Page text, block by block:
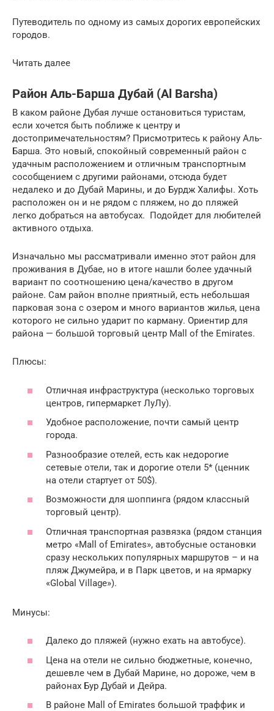
Путеводитель по одному из самых дорогих европейских
городов.
Читать далее
Район Аль-Барша Дубай (Al Barsha)
В каком районе Дубая лучше остановиться туристам,
если хочется быть поближе к центру и
достопримечательностям? Присмотритесь к району Аль-
Барша. Это новый, спокойный современный район с
удачным расположением и отличным транспортным
сособщением с другими районами, отсюда будет
недалеко и до Дубай Марины, и до Бурдж Халифы. Хоть
расположен он и не рядом с пляжем, но до пляжей
легко добраться на автобусах. Подойдет для любителей
активного отдыха.
Изначально мы рассматривали именно этот район для
проживания в Дубае, но в итоге нашли более удачный
вариант по соотношению цена/качество в другом
районе. Сам район вполне приятный, есть небольшая
парковая зона с озером и много вариантов жилья, цена
которого не сильно ударит по карману. Ориентир для
района — большой торговый центр Mall of the Emirates.
Плюсы:
Отличная инфраструктура (несколько торговых
центров, гипермаркет ЛуЛу).
Удобное расположение, почти самый центр
города.
Разнообразие отелей, есть как недорогие
сетевые отели, так и дорогие отели 5* (ценник
на отели стартует от 50$).
Возможности для шоппинга (рядом классный
торговый центр).
Отличная транспортная развязка (рядом станция
метро «Mall of Emirates», автобусные остановки
сразу нескольких популярных маршрутов – и на
пляж Джумейра, и в Парк цветов, и на ярмарку
«Global Village»).
Минусы:
Далеко до пляжей (нужно ехать на автобусе).
Цена на отели не сильно бюджетные, конечно,
дешевле чем в Дубай Марине, но дороже, чем в
районах Бур Дубай и Дейра.
В районе Mall of Emirates большой траффик и